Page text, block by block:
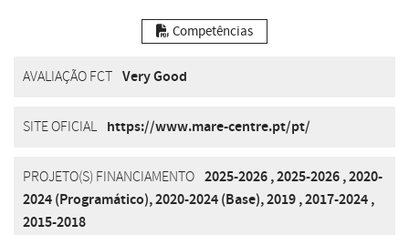
Competências
AVALIAÇÃO FCT Very Good
SITE OFICIAL https://www.mare-centre.pt/pt/
PROJETO(S) FINANCIAMENTO 2025-2026,2025-2026,2020-
2024 (Programático),2020-2024 (Base),2019,2017-2024,
2015-2018